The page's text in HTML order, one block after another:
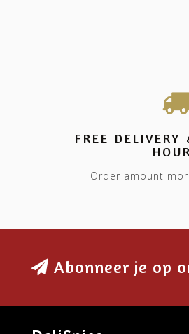
FREE
Order amount
Abonneer je op